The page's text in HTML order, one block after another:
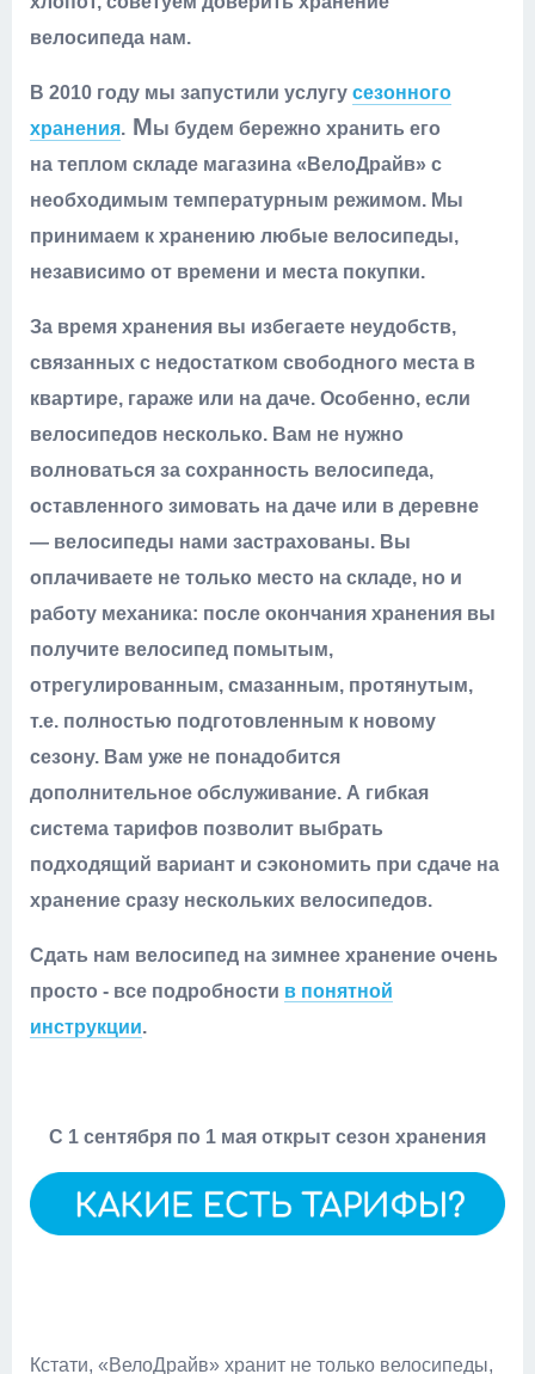
велосипеда нам.
В 2010 году мы запустили услугу сезонного
хранения. Мы будем бережно хранить его
на теплом складе магазина «ВелоДрайв» с
необходимым температурным режимом. Мы
принимаем к хранению любые велосипеды,
независимо от времени и места покупки.
За время хранения вы избегаете неудобств,
связанных с недостатком свободного места в
квартире, гараже или на даче. Особенно, если
велосипедов несколько. Вам не нужно
волноваться за сохранность велосипеда,
оставленного зимовать на даче или в деревне
— велосипеды нами застрахованы. Вы
оплачиваете не только место на складе, но и
работу механика: после окончания хранения вы
получите велосипед помытым,
отрегулированным, смазанным, протянутым,
т.е. полностью подготовленным к новому
сезону. Вам уже не понадобится
дополнительное обслуживание. А гибкая
система тарифов позволит выбрать
подходящий вариант и сэкономить при сдаче на
хранение сразу нескольких велосипедов.
Сдать нам велосипед на зимнее хранение очень
просто - все подробности в понятной
инструкции.
С 1 сентября по 1 мая открыт сезон хранения
Кстати, «ВелоДрайв» хранит не только велосипеды,